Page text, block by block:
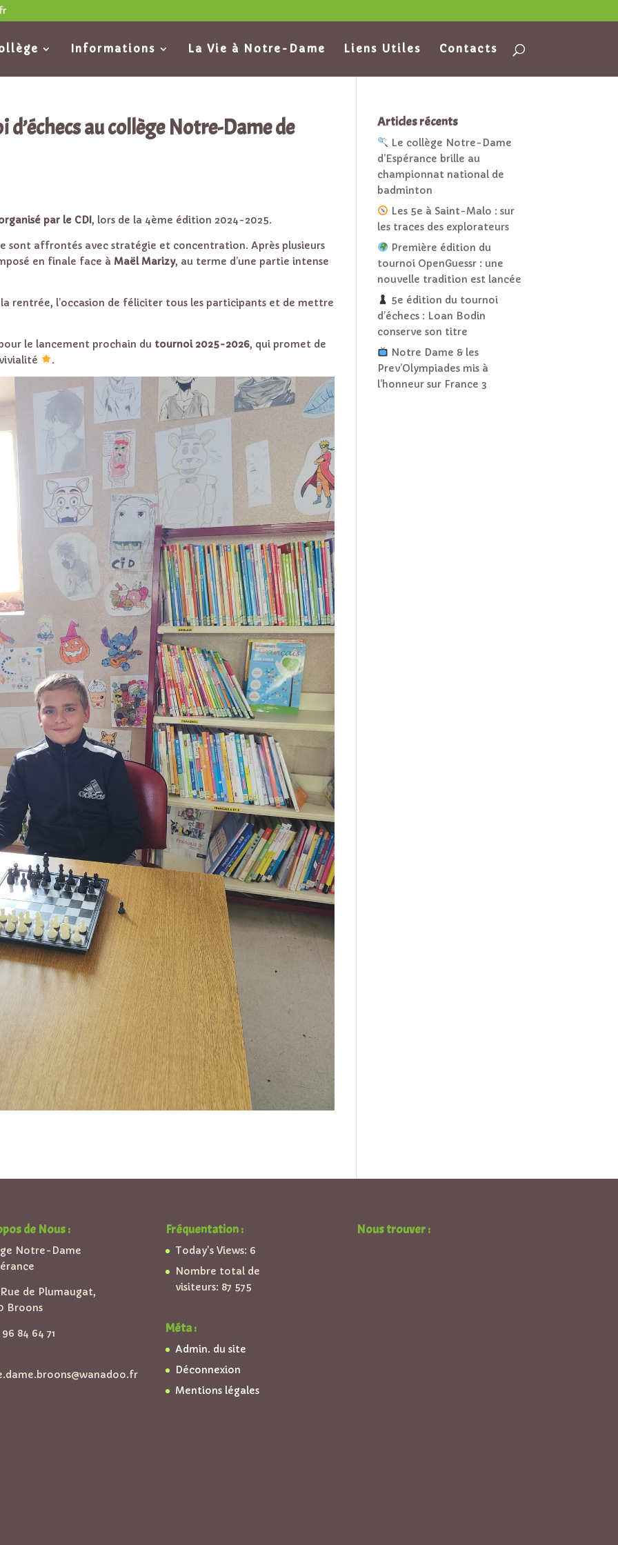
Informations La Vie à Notre-Dame Liens Utiles Contacts
au collège Notre-Dame de
par le CDI, lors de la 4ème édition 2024-2025.
sont affrontés avec stratégie et concentration. Après plusieurs
en finale face à Maël Marizy, au terme d’une partie intense
rentrée, l’occasion de féliciter tous les participants et de mettre
le lancement prochain du tournoi 2025-2026, qui promet de
.
Articles récents
Le collège Notre-Dame
d’Espérance brille au
championnat national de
badminton
Les 5e à Saint-Malo : sur
les traces des explorateurs
Première édition du
tournoi OpenGuessr : une
nouvelle tradition est lancée
5e édition du tournoi
d’échecs : Loan Bodin
conserve son titre
Notre Dame & les
Prev’Olympiades mis à
l’honneur sur France 3
de Nous :
Notre-Dame
de Plumaugat,
Broons
84 64 71
Fréquentation :
Today's Views: 6
Nombre total de
visiteurs: 87 575
Méta :
Admin. du site
Déconnexion
Mentions légales
Nous trouver :